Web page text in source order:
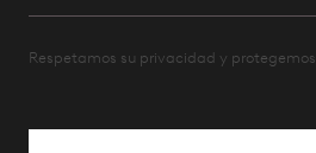
Respetamos su privacidad y